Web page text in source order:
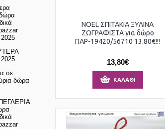
σε
δώρα
NOEL ΣΠΙΤΑΚΙΑ ΞΥΛΙΝΑ
ΖΩΓΡΑΦΙΣΤΑ για δώρο
ΠΑΡ-19420/56710 13.80€!!!
13,80€
ΚΑΛΆΘΙ